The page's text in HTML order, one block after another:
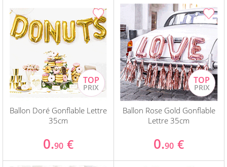
Ballon Doré Gonflable Lettre
35cm
0.90 €
Ballon Rose Gold Gonflable
Lettre 35cm
0.90 €